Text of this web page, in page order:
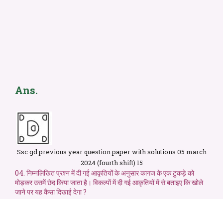
Ans.
Ssc gd previous year question paper with solutions 05 march
2024 (fourth shift) 15
04. निम्नलिखित प्रश्न में दी गई आकृतियों के अनुसार कागज के एक टुकड़े को
मोड़कर उसमें छेद किया जाता है। विकल्पों में दी गई आकृतियों में से बताइए कि खोले
जाने पर यह कैसा दिखाई देगा ?